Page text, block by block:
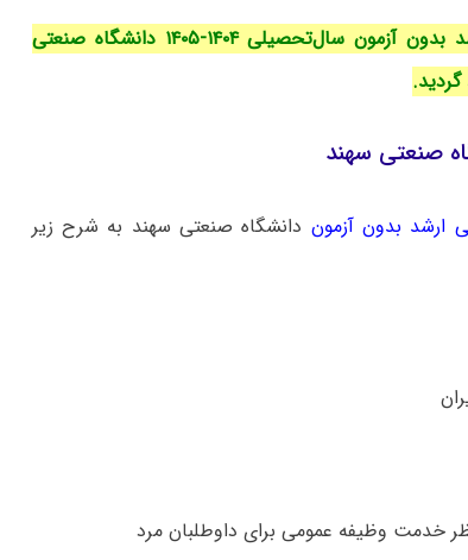
مهلت پذیرش دانشجوی دوره کارشناسی ارشد بدون آزمون سال‌تحصیلی ۱۴۰۴-۱۴۰۵ دانشگاه صنعتی
صنعتی سهند
ارشد بدون آزمون دانشگاه ‌صنعتی سهند به شرح زیر